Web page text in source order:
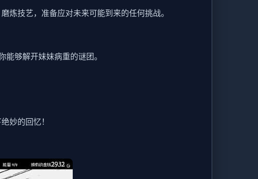
技艺，准备应对未来可能到来的任何挑战。
够解开妹妹病重的谜团。
妙的回忆！